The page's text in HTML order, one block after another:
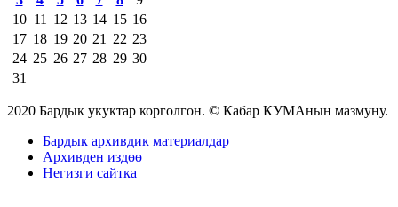
10 11 12 13 14 15 16
17 18 19 20 21 22 23
24 25 26 27 28 29 30
31
2020 Бардык укуктар корголгон. © Кабар КУМАнын мазмуну.
Бардык архивдик материалдар
Архивден издөө
Негизги сайтка